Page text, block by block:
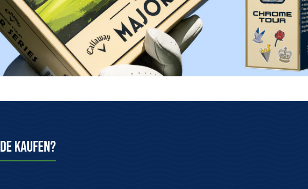
100 Tage kostenlose Rückgabe
Einfach & kostenlos über das GLS
Schnelle Lieferung
Kostenloser Versand ab 69€